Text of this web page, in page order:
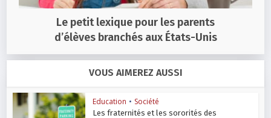
Le petit lexique pour les parents
d’élèves branchés aux États-Unis
VOUS AIMEREZ AUSSI
Education • Société
Les fraternités et les sororités des